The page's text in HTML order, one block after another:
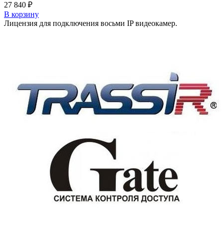
27 840 ₽
В корзину
Лицензия для подключения восьми IP видеокамер.